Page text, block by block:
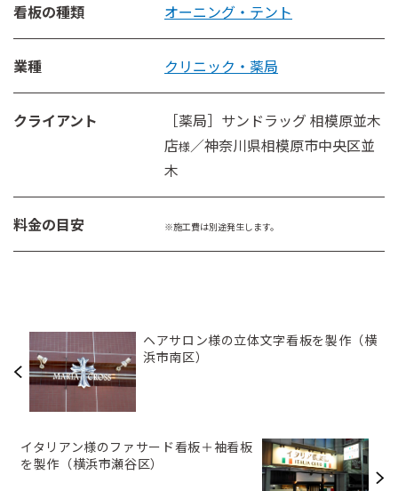
看板の種類 オーニング・テント
業種 クリニック・薬局
クライアント
［薬局］サンドラッグ 相模原並木
店様／神奈川県相模原市中央区並
木
料金の目安 ※施工費は別途発生します。
ヘアサロン様の立体文字看板を製作（横
浜市南区）
イタリアン様のファサード看板＋袖看板
を製作（横浜市瀬谷区）